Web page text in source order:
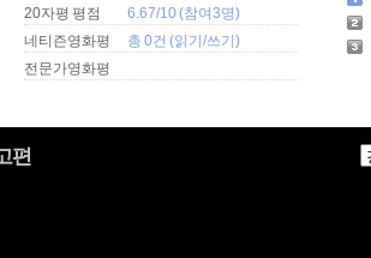
20자평 평점
6.67/10 (참여3명)
네티즌영화평
총 0건 (읽기 /쓰기 )
전문가영화평
편